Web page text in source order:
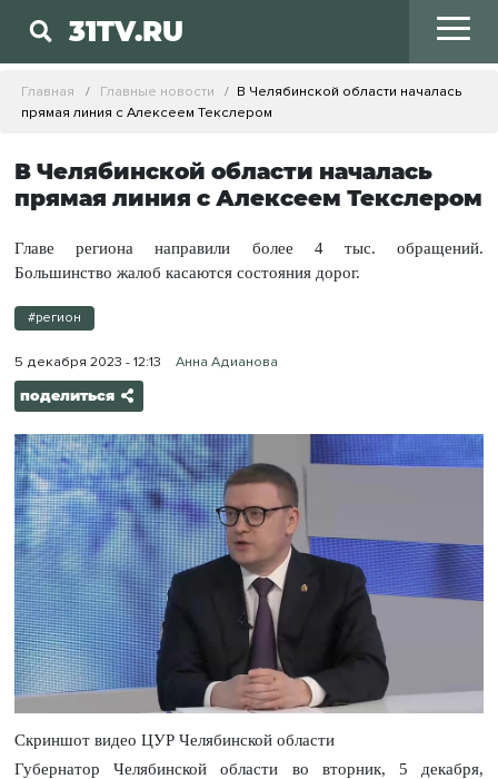
31TV.RU
Главная Главные новости
В Челябинской области началась
прямая линия с Алексеем Текслером
В Челябинской области началась
прямая линия с Алексеем Текслером
Главе региона направили более 4 тыс. обращений.
Большинство жалоб касаются состояния дорог.
#регион
5 декабря 2023 - 12:13 Анна Адианова
поделиться
Скриншот видео ЦУР Челябинской области
Губернатор Челябинской области во вторник, 5 декабря,